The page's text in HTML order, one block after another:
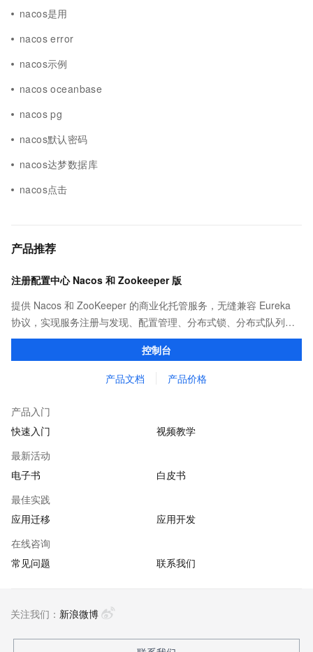
nacos是用
nacos error
nacos示例
nacos oceanbase
nacos pg
nacos默认密码
nacos达梦数据库
nacos点击
产品推荐
注册配置中心 Nacos 和 Zookeeper 版
提供 Nacos 和 ZooKeeper 的商业化托管服务，无缝兼容 Eureka
协议，实现服务注册与发现、配置管理、分布式锁、分布式队列等
功能。相比开源版具有更强的性能和 SLA 保障，并提供了丰富完善
的监控报警，简单易用的控制台运维能力。
控制台
产品文档 产品价格
产品入门
快速入门
视频教学
最新活动
电子书
白皮书
最佳实践
应用迁移
应用开发
在线咨询
常见问题
联系我们
关注我们： 新浪微博